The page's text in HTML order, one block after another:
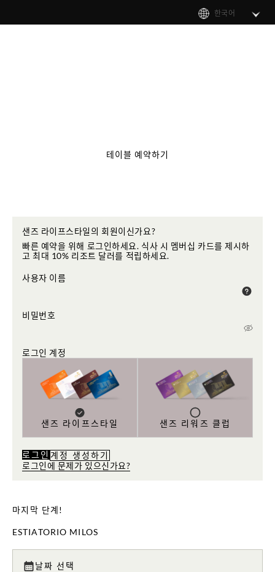
한국어
테이블 예약하기
샌즈 라이프스타일의 회원이신가요?
빠른 예약을 위해 로그인하세요. 식사 시 멤버십 카드를 제시하
고 최대 10% 리조트 달러를 적립하세요.
사용자 이름
비밀번호
로그인 계정
샌즈 라이프스타일 샌즈 리워즈 클럽
로그인 계정 생성하기
로그인에 문제가 있으신가요?
마지막 단계!
ESTIATORIO MILOS
날짜 선택